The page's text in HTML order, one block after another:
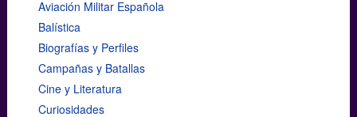
Aviación Militar Española
Balística
Biografías y Perfiles
Campañas y Batallas
Cine y Literatura
Curiosidades